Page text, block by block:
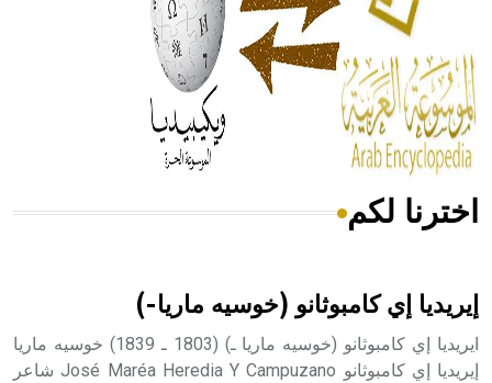
- هل تعلم أن المرجان إفراز حيواني يتكون في البحر ويتركب
من مادة كربونات الكلسيوم، وهو أحمر أو شديد الحمرة وهو
أجود أنواعه، ويمتاز بكبر الحجم ويسمى الش
هل تعلم أن الأبسيد كلمة فرنسية اللفظ تم اعتمادها مصطلحاً
اخترنا لكم
إيريديا إي كامبوثانو (خوسيه ماريا-)
ايريديا إي كامبوثانو (خوسيه ماريا ـ) (1803 ـ 1839) خوسيه ماريا
إيريديا إي كامبوثانو José Maréa Heredia Y Campuzano شاعر